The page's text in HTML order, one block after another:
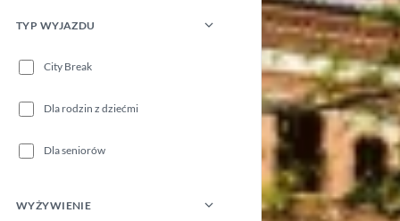
TYP WYJAZDU
City Break
Dla rodzin z dziećmi
Dla seniorów
WYŻYWIENIE